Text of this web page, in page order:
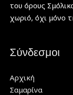
του όρους
χωριό, όχι μόνο
Σύνδεσμοι
Αρχική
Σαμαρίνα